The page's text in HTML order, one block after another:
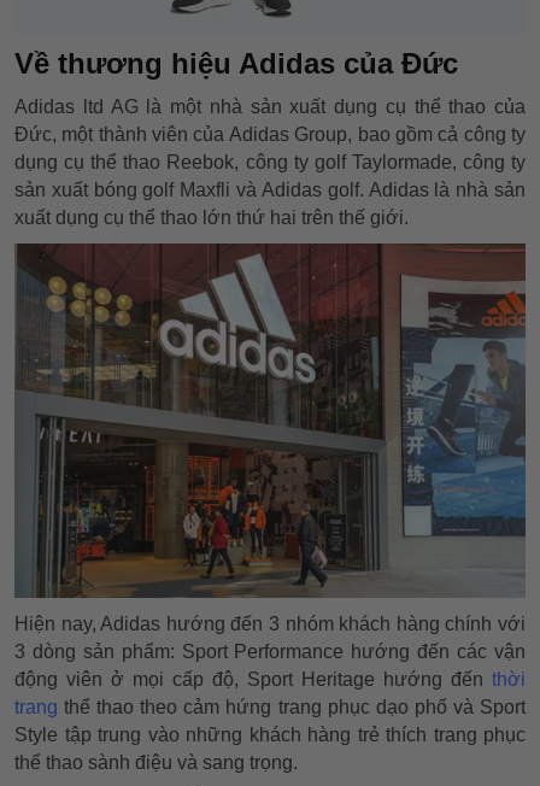
Về thương hiệu Adidas của Đức
Adidas ltd AG là một nhà sản xuất dụng cụ thể thao của
Đức, một thành viên của Adidas Group, bao gồm cả công ty
dụng cụ thể thao Reebok, công ty golf Taylormade, công ty
sản xuất bóng golf Maxfli và Adidas golf. Adidas là nhà sản
xuất dụng cụ thể thao lớn thứ hai trên thế giới.
Hiện nay, Adidas hướng đến 3 nhóm khách hàng chính với
3 dòng sản phẩm: Sport Performance hướng đến các vận
động viên ở mọi cấp độ, Sport Heritage hướng đến thời
trang thể thao theo cảm hứng trang phục dạo phố và Sport
Style tập trung vào những khách hàng trẻ thích trang phục
thể thao sành điệu và sang trọng.